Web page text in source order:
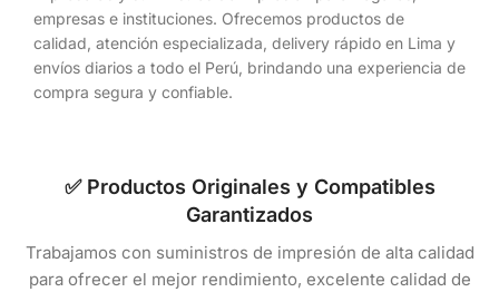
empresas e instituciones. Ofrecemos productos de
calidad, atención especializada, delivery rápido en Lima y
envíos diarios a todo el Perú, brindando una experiencia de
compra segura y confiable.
✅ Productos Originales y Compatibles
Garantizados
Trabajamos con suministros de impresión de alta calidad
para ofrecer el mejor rendimiento, excelente calidad de